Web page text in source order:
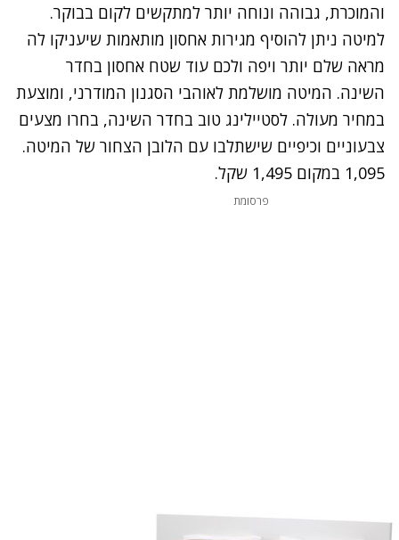
והמוכרת, גבוהה ונוחה יותר למתקשים לקום בבוקר.
למיטה ניתן להוסיף מגירות אחסון מותאמות שיעניקו לה
מראה שלם יותר ויפה ולכם עוד שטח אחסון בחדר
השינה. המיטה מושלמת לאוהבי הסגנון המודרני, ומוצעת
במחיר מעולה. לסטיילינג טוב בחדר השינה, בחרו מצעים
צבעוניים וכיפיים שישתלבו עם הלובן הצחור של המיטה.
1,095 במקום 1,495 שקל.
פרסומת